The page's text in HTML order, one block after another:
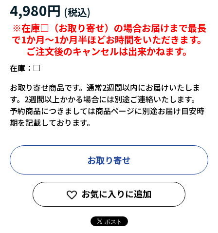
4,980円
※在庫□（お取り寄せ）の場合お届けまで最長
で1か月～1か月半ほどお時間をいただきます。
ご注文後のキャンセルは出来かねます。
在庫： □
お取り寄せ商品です。通常2週間以内にお届けいたしま
す。2週間以上かかる場合には別途ご連絡いたします。
予約商品につきましては商品ページに別途お届け目安時
期を記載しております。
お取り寄せ
お気に入りに追加